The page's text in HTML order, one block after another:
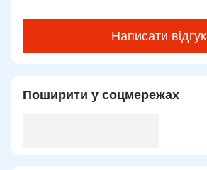
Написати відгук
Поширити у соцмережах